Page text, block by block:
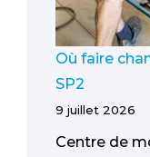
Où faire
SP2
9 juillet 2026
Centre de